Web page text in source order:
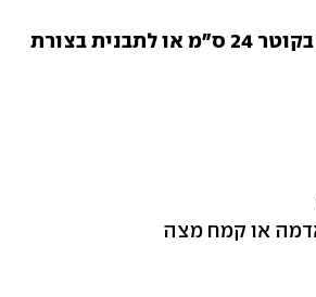
המרכיבים לתבנית בקוטר 24 ס"מ או לתבנית בצורת